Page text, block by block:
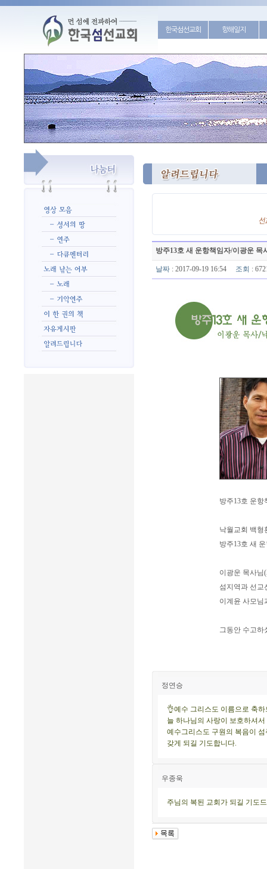
한국섬선교회 항해일지
방주13호 새 운항책임자/이광운 목
날짜 : 2017-09-19 16:54 조회 :
방주13호 운
낙월교회 백형
방주13호 새
이광운 목사님
섬지역과 선교
이계윤 사모님
그동안 수고하
정연승
👌예수 그리스도 이름으로 축
늘 하나님의 사랑이 보호하셔
예수그리스도 구원의 복음이
갖게 되길 기도합니다.
우종욱
주님의 복된 교회가 되길 기도